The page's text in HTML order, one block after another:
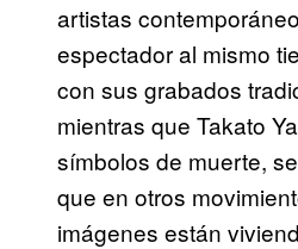
artistas
espectador al mismo
con sus grabados
mientras que Takato
símbolos de muerte,
que en otros
imágenes están